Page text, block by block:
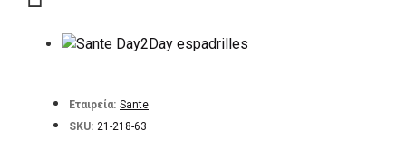
Εταιρεία: Sante
SKU: 21-218-63